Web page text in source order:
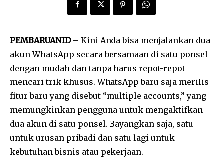
PEMBARUANID– Kini Anda bisa menjalankan dua
akun WhatsApp secara bersamaan di satu ponsel
dengan mudah dan tanpa harus repot-repot
mencari trik khusus. WhatsApp baru saja merilis
fitur baru yang disebut “multiple accounts,” yang
memungkinkan pengguna untuk mengaktifkan
dua akun di satu ponsel. Bayangkan saja, satu
untuk urusan pribadi dan satu lagi untuk
kebutuhan bisnis atau pekerjaan.